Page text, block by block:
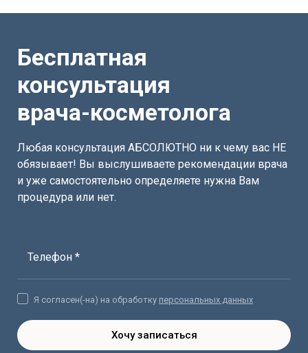
Бесплатная
консультация
врача-косметолога
Любая консультация АБСОЛЮТНО ни к чему вас НЕ
обязывает! Вы выслушиваете рекомендации врача
и уже самостоятельно определяете нужна Вам
процедура или нет.
Телефон *
Хочу записаться
Я согласен(-на) на обработку персональных данных